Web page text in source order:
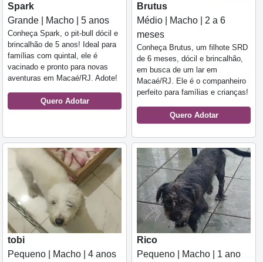
Spark
Grande | Macho | 5 anos
Conheça Spark, o pit-bull dócil e
brincalhão de 5 anos! Ideal para
famílias com quintal, ele é
vacinado e pronto para novas
aventuras em Macaé/RJ. Adote!
Quero Adotar
Brutus
Médio | Macho | 2 a 6
meses
Conheça Brutus, um filhote SRD
de 6 meses, dócil e brincalhão,
em busca de um lar em
Macaé/RJ. Ele é o companheiro
perfeito para famílias e crianças!
Quero Adotar
tobi
Pequeno | Macho | 4 anos
Rico
Pequeno | Macho | 1 ano